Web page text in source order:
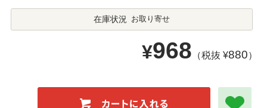
在庫状況 お取り寄せ
¥968 （税抜 ¥880）